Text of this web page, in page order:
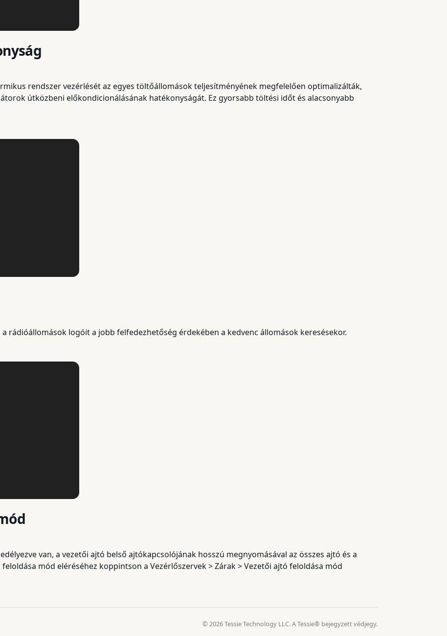
rendszer vezérlését az egyes töltőállomások teljesítményének megfelelően optimalizálták,
útközbeni előkondicionálásának hatékonyságát. Ez gyorsabb töltési időt és alacsonyabb
rádióállomások logóit a jobb felfedezhetőség érdekében a kedvenc állomások keresésekor.
van, a vezetői ajtó belső ajtókapcsolójának hosszú megnyomásával az összes ajtó és a
mód eléréséhez koppintson a Vezérlőszervek > Zárak > Vezetői ajtó feloldása mód
© 2026 Tessie Technology LLC. A Tessie® bejegyzett védjegy.